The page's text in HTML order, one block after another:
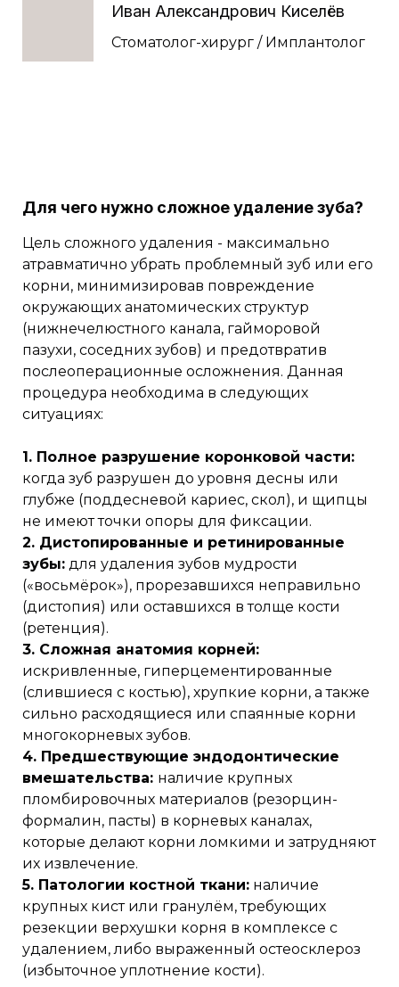
Иван Александрович Киселёв
Стоматолог-хирург / Имплантолог
Для чего нужно сложное удаление зуба?
Цель сложного удаления - максимально
атравматично убрать проблемный зуб или его
корни, минимизировав повреждение
окружающих анатомических структур
(нижнечелюстного канала, гайморовой
пазухи, соседних зубов) и предотвратив
послеоперационные осложнения. Данная
процедура необходима в следующих
ситуациях:
1. Полное разрушение коронковой части:
когда зуб разрушен до уровня десны или
глубже (поддесневой кариес, скол), и щипцы
не имеют точки опоры для фиксации.
2. Дистопированные и ретинированные
зубы: для удаления зубов мудрости
(«восьмёрок»), прорезавшихся неправильно
(дистопия) или оставшихся в толще кости
(ретенция).
3. Сложная анатомия корней:
искривленные, гиперцементированные
(слившиеся с костью), хрупкие корни, а также
сильно расходящиеся или спаянные корни
многокорневых зубов.
4. Предшествующие эндодонтические
вмешательства: наличие крупных
пломбировочных материалов (резорцин-
формалин, пасты) в корневых каналах,
которые делают корни ломкими и затрудняют
их извлечение.
5. Патологии костной ткани: наличие
крупных кист или гранулём, требующих
резекции верхушки корня в комплексе с
удалением, либо выраженный остеосклероз
(избыточное уплотнение кости).